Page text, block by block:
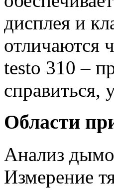
дисплея и
отличаются
testo 310 –
справиться,
Области
Анализ
Измерение